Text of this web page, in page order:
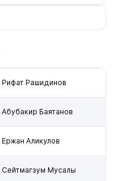
Рифат Рашидинов
Абубакир Баятанов
Ержан Аликулов
Сейтмагзум Мусалы